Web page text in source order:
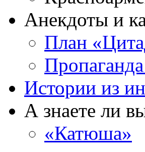
Анекдоты и
План
Истории из
А знаете ли
«Катюша»